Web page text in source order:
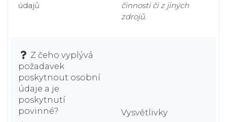
údajů
činnosti či z jiných
zdrojů.
Z čeho vyplývá
požadavek
poskytnout osobní
údaje a je
poskytnutí
povinné?
Vysvětlivky